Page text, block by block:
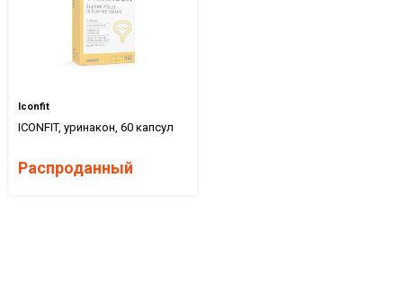
Iconfit
ICONFIT, уринакон, 60 капсул
Распроданный